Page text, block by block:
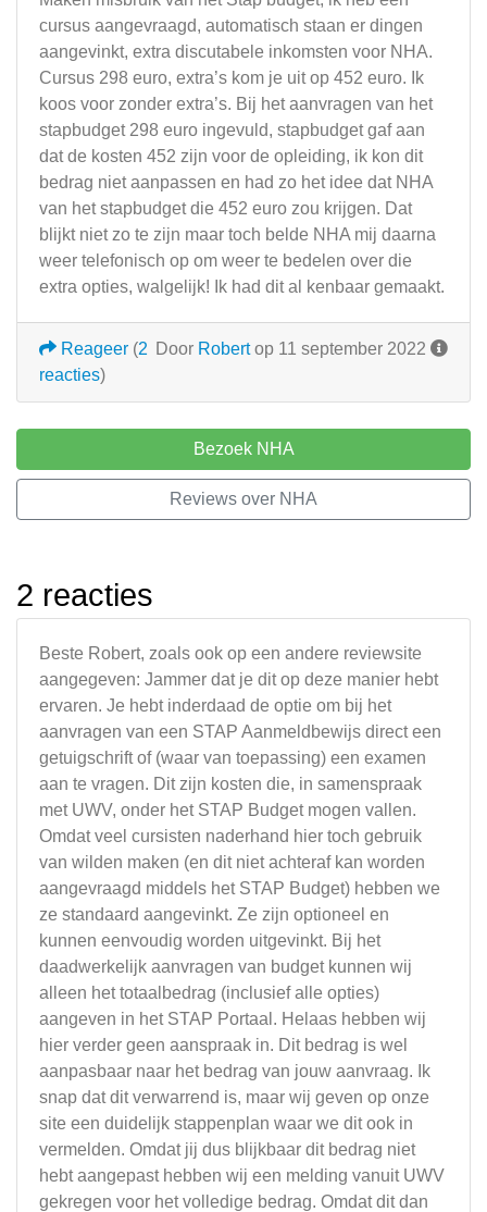
cursus aangevraagd, automatisch staan er dingen
aangevinkt, extra discutabele inkomsten voor NHA.
Cursus 298 euro, extra’s kom je uit op 452 euro. Ik
koos voor zonder extra’s. Bij het aanvragen van het
stapbudget 298 euro ingevuld, stapbudget gaf aan
dat de kosten 452 zijn voor de opleiding, ik kon dit
bedrag niet aanpassen en had zo het idee dat NHA
van het stapbudget die 452 euro zou krijgen. Dat
blijkt niet zo te zijn maar toch belde NHA mij daarna
weer telefonisch op om weer te bedelen over die
extra opties, walgelijk! Ik had dit al kenbaar gemaakt.
Door Robertop 11 september 2022
Reageer (2
reacties)
Bezoek NHA
Reviews over NHA
2 reacties
Beste Robert, zoals ook op een andere reviewsite
aangegeven: Jammer dat je dit op deze manier hebt
ervaren. Je hebt inderdaad de optie om bij het
aanvragen van een STAP Aanmeldbewijs direct een
getuigschrift of (waar van toepassing) een examen
aan te vragen. Dit zijn kosten die, in samenspraak
met UWV, onder het STAP Budget mogen vallen.
Omdat veel cursisten naderhand hier toch gebruik
van wilden maken (en dit niet achteraf kan worden
aangevraagd middels het STAP Budget) hebben we
ze standaard aangevinkt. Ze zijn optioneel en
kunnen eenvoudig worden uitgevinkt. Bij het
daadwerkelijk aanvragen van budget kunnen wij
alleen het totaalbedrag (inclusief alle opties)
aangeven in het STAP Portaal. Helaas hebben wij
hier verder geen aanspraak in. Dit bedrag is wel
aanpasbaar naar het bedrag van jouw aanvraag. Ik
snap dat dit verwarrend is, maar wij geven op onze
site een duidelijk stappenplan waar we dit ook in
vermelden. Omdat jij dus blijkbaar dit bedrag niet
hebt aangepast hebben wij een melding vanuit UWV
gekregen voor het volledige bedrag. Omdat dit dan